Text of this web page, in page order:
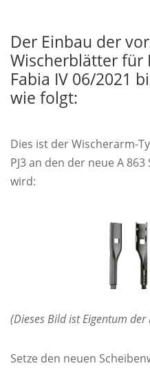
Der Einbau der
Wischerblätter für
Fabia IV 06/2021
wie folgt:
Dies ist der Wischerarm-
PJ3 an den der neue A
wird:
(Dieses Bild ist Eigentum der
Setze den neuen